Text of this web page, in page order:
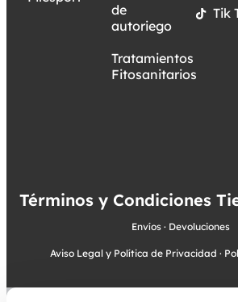
de
autoriego
Tratamientos
Fitosanitarios
Tik
Términos y Condiciones
Envíos · Devoluciones
Aviso Legal y Política de Privacidad ·